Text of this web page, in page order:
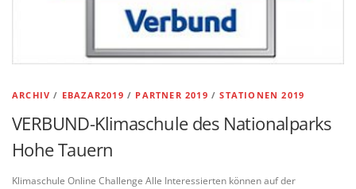
ARCHIV / EBAZAR2019 / PARTNER 2019 /STATIONEN 2019
VERBUND-Klimaschule des Nationalparks
Hohe Tauern
Klimaschule Online Challenge Alle Interessierten können auf der